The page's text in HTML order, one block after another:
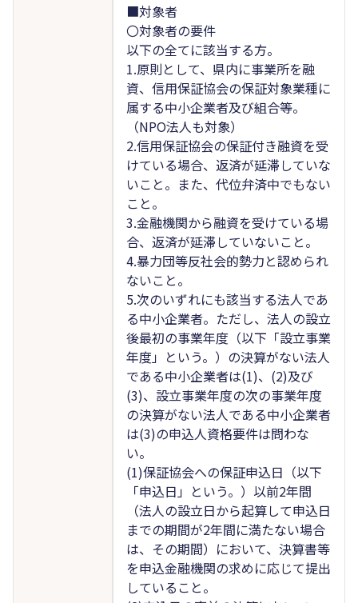
■対象者
〇対象者の要件
以下の全てに該当する方。
1.原則として、県内に事業所を融
資、信用保証協会の保証対象業種に
属する中小企業者及び組合等。
（NPO法人も対象）
2.信用保証協会の保証付き融資を受
けている場合、返済が延滞していな
いこと。また、代位弁済中でもない
こと。
3.金融機関から融資を受けている場
合、返済が延滞していないこと。
4.暴力団等反社会的勢力と認められ
ないこと。
5.次のいずれにも該当する法人であ
る中小企業者。ただし、法人の設立
後最初の事業年度（以下「設立事業
年度」という。）の決算がない法人
である中小企業者は(1)、(2)及び
(3)、設立事業年度の次の事業年度
の決算がない法人である中小企業者
は(3)の申込人資格要件は問わな
い。
(1)保証協会への保証申込日（以下
「申込日」という。）以前2年間
（法人の設立日から起算して申込日
までの期間が2年間に満たない場合
は、その期間）において、決算書等
を申込金融機関の求めに応じて提出
していること。